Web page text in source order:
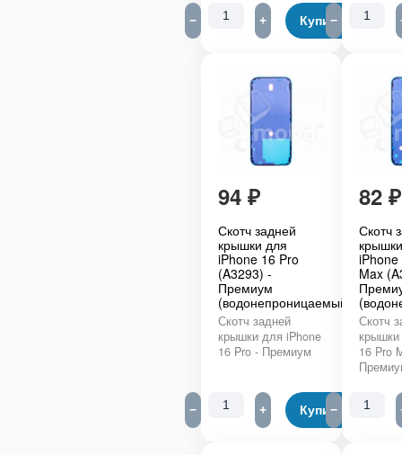
− + Купить
−
94 ₽
Скотч задней
крышки для
iPhone 16 Pro
(A3293) -
Премиум
(водонепроницаемый)
Скотч задней
крышки для iPhone
16 Pro - Премиум
− + Купить
82 ₽
Скотч
Max
Скотч
16 Pro
−